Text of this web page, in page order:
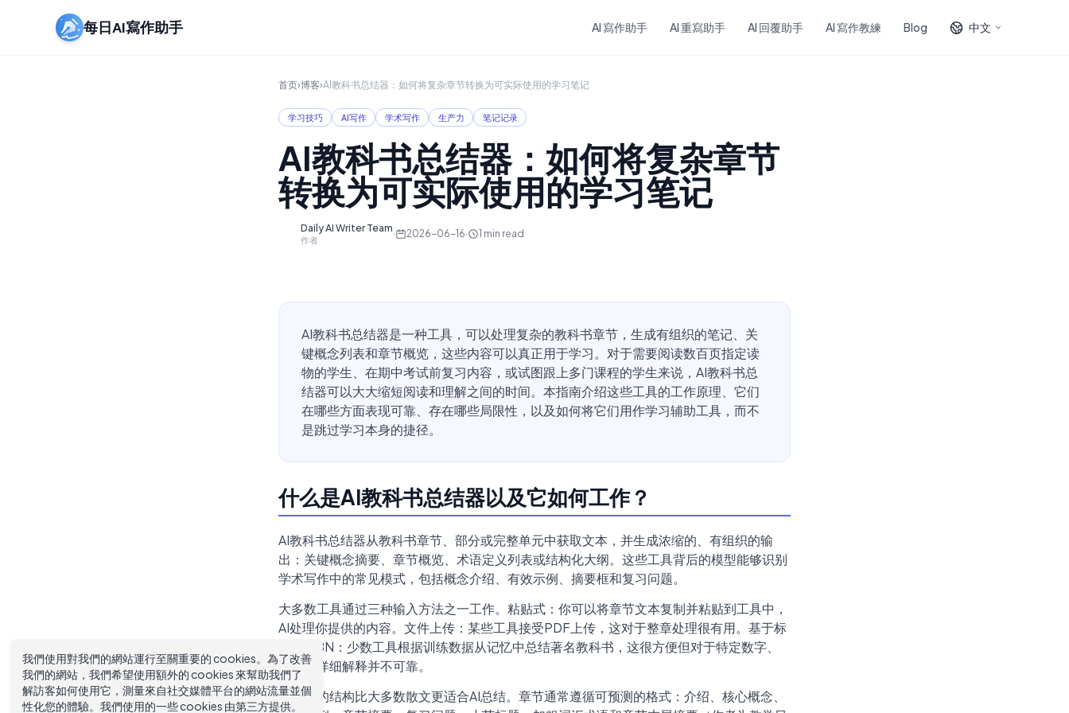
每日AI寫作助手 AI 寫作助手 AI 重寫助手 AI 回覆助手 AI 寫作教練 Blog 中文
首页›博客›AI教科书总结器：如何将复杂章节转换为可实际使用的学习笔记
学习技巧 AI写作 学术写作 生产力 笔记记录
AI教科书总结器：如何将复杂章节
转换为可实际使用的学习笔记
Daily AI Writer Team
作者
· 2026-06-16· 1 min read
AI教科书总结器是一种工具，可以处理复杂的教科书章节，生成有组织的笔记、关
键概念列表和章节概览，这些内容可以真正用于学习。对于需要阅读数百页指定读
物的学生、在期中考试前复习内容，或试图跟上多门课程的学生来说，AI教科书总
结器可以大大缩短阅读和理解之间的时间。本指南介绍这些工具的工作原理、它们
在哪些方面表现可靠、存在哪些局限性，以及如何将它们用作学习辅助工具，而不
是跳过学习本身的捷径。
什么是AI教科书总结器以及它如何工作？
AI教科书总结器从教科书章节、部分或完整单元中获取文本，并生成浓缩的、有组织的输
出：关键概念摘要、章节概览、术语定义列表或结构化大纲。这些工具背后的模型能够识别
学术写作中的常见模式，包括概念介绍、有效示例、摘要框和复习问题。
大多数工具通过三种输入方法之一工作。粘贴式：你可以将章节文本复制并粘贴到工具中，
AI处理你提供的内容。文件上传：某些工具接受PDF上传，这对于整章处理很有用。基于标
题或ISBN：少数工具根据训练数据从记忆中总结著名教科书，这很方便但对于特定数字、
日期和详细解释并不可靠。
教科书的结构比大多数散文更适合AI总结。章节通常遵循可预测的格式：介绍、核心概念、
我們使用對我們的網站運行至關重要的 cookies。為了改善
我們的網站，我們希望使用額外的 cookies 來幫助我們了
解訪客如何使用它，測量來自社交媒體平台的網站流量並個
性化您的體驗。我們使用的一些 cookies 由第三方提供。